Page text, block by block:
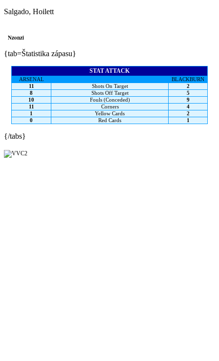
Salgado, Hoilett
Nzonzi
{tab=Štatistika zápasu}
STAT ATTACK
ARSENAL
BLACKBURN
11
Shots On Target
2
8
Shots Off Target
5
10
Fouls (Conceded)
9
11
Corners
4
1
Yellow Cards
2
0
Red Cards 1
{/tabs}